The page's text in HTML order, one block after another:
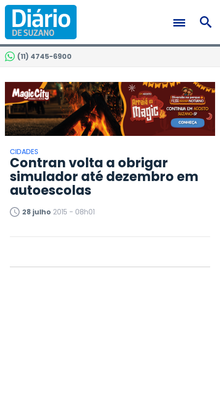
(11) 4745-6900
CIDADES
Contran volta a obrigar
simulador até dezembro em
autoescolas
28 julho 2015 - 08h01